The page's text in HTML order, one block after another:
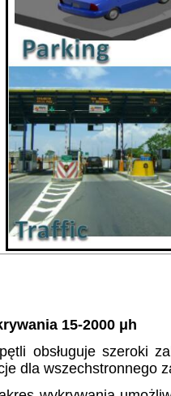
15-2000 μh
obsługuje szeroki
dla wszechstronnego